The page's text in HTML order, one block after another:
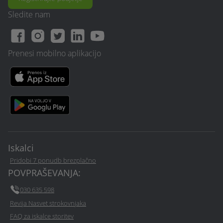
Anita R.
Vse ok. Odzivnost in prijaznost na nivoju
Mateja A.
Prijaznost, kvalitetna storitev.
Iskalci
Pridobi 7 ponudb brezplačno
POVPRAŠEVANJA:
030 635 598
Revija Nasvet strokovnjaka
FAQ za iskalce storitev
Sledite nam
Prenesi mobilno aplikacijo